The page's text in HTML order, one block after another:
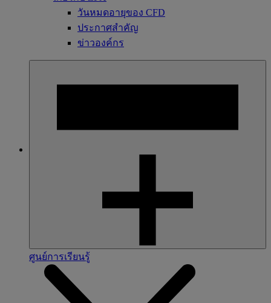
วันหมดอายุของ CFD
ประกาศสำคัญ
ข่าวองค์กร
ศูนย์การเรียนรู้